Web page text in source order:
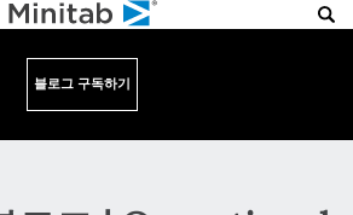
블로그 구독하기